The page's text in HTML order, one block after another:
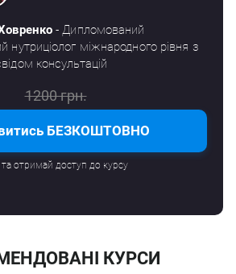
в організмі?
для нормального
можуть знижувати кислотність
набряки, підвищує
з готовими продуктами, а
- Дипломований
нутриціолог міжнародного рівня з
консультацій
1200 грн.
БЕЗКОШТОВНО
та отримай доступ до курсу
КУРСИ